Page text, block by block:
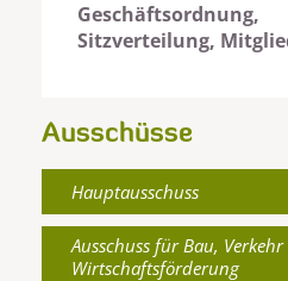
Geschäftsordnung,
Sitzverteilung,
Ausschüsse
Hauptausschuss
Ausschuss für Bau,
Wirtschaftsförderung